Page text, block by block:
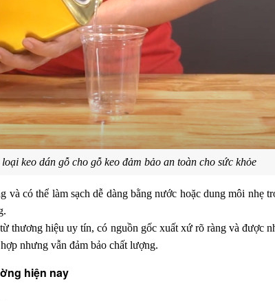
keo dán gỗ cho gỗ keo đảm bảo an toàn cho sức khỏe
và có thể làm sạch dễ dàng bằng nước hoặc dung môi nhẹ
thương hiệu uy tín, có nguồn gốc xuất xứ rõ ràng và được
nhưng vẫn đảm bảo chất lượng.
hiện nay